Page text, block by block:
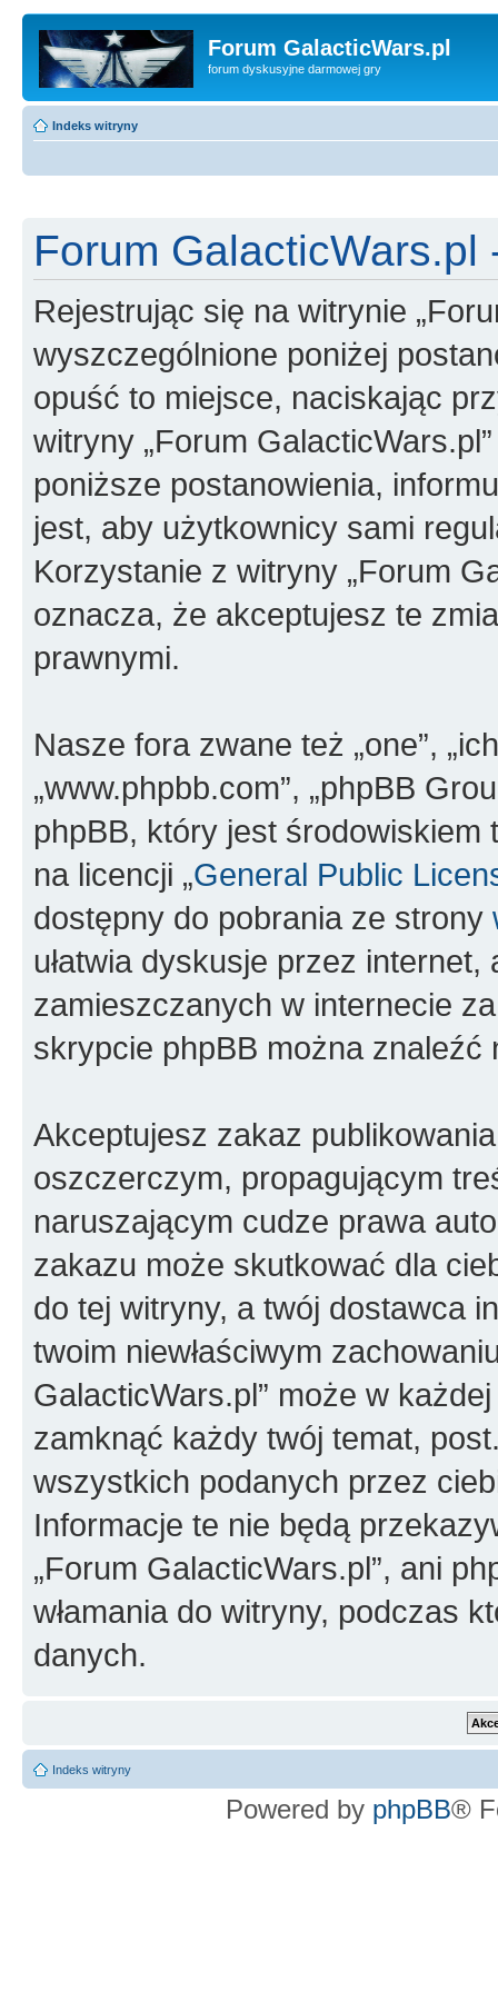
Forum GalacticWars.pl
forum dyskusyjne darmowej gry
Indeks witryny
Forum GalacticWars.pl
Rejestrując się na witrynie
wyszczególnione poniżej
opuść to miejsce, naciskając
witryny „Forum
poniższe postanowienia,
jest, aby użytkownicy sami
Korzystanie z witryny „Forum
oznacza, że akceptujesz te
prawnymi.
Nasze fora zwane też „one”,
„www.phpbb.com”, „phpBB
phpBB, który jest
na licencji „General Public
dostępny do pobrania ze strony
ułatwia dyskusje przez
zamieszczanych w internecie
skrypcie phpBB można
Akceptujesz zakaz
oszczerczym, propagującym
naruszającym cudze prawa
zakazu może skutkować dla
do tej witryny, a twój dostawca
twoim niewłaściwym
GalacticWars.pl” może w
zamknąć każdy twój temat,
wszystkich podanych przez
Informacje te nie będą
„Forum GalacticWars.pl”, ani
włamania do witryny, podczas
danych.
Indeks witryny
Powered by phpBB®